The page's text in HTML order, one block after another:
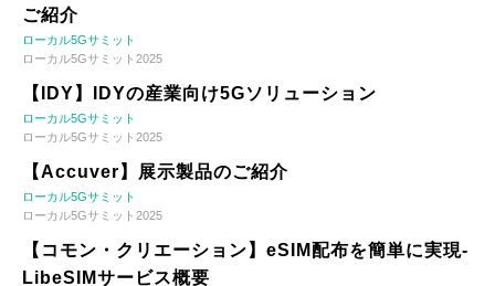
ご紹介
ローカル5Gサミット
ローカル5Gサミット2025
【IDY】IDYの産業向け5Gソリューション
ローカル5Gサミット
ローカル5Gサミット2025
【Accuver】展示製品のご紹介
ローカル5Gサミット
ローカル5Gサミット2025
【コモン・クリエーション】eSIM配布を簡単に実現-
LibeSIMサービス概要